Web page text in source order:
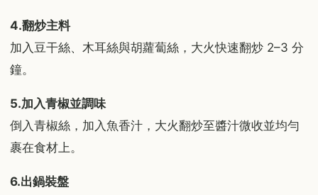
4.翻炒主料
加入豆干絲、木耳絲與胡蘿蔔絲，大火快速翻炒 2–3 分
鐘。
5.加入青椒並調味
倒入青椒絲，加入魚香汁，大火翻炒至醬汁微收並均勻
裹在食材上。
6.出鍋裝盤